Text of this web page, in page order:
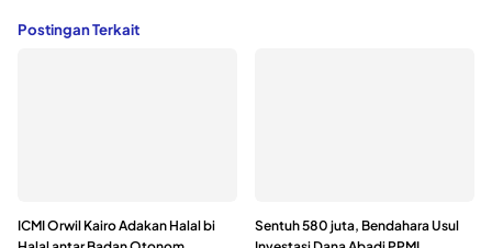
Postingan Terkait
ICMI Orwil Kairo Adakan Halal bi
Sentuh 580 juta, Bendahara Usul